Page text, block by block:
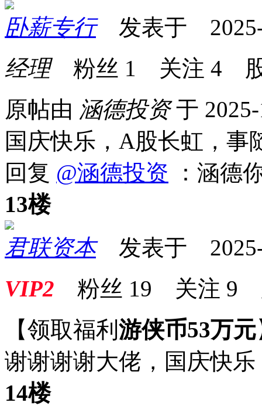
卧薪专行发表于 2025-
经理粉丝 1 关注 4
原帖由 涵德投资于
国庆快乐，A股长虹，事
回复 @涵德投资 ：涵德
13楼
君联资本发表于 2025-
VIP2 粉丝 19 关注 9
【领取福利 游侠币53万元
谢谢谢谢大佬，国庆快乐
14楼